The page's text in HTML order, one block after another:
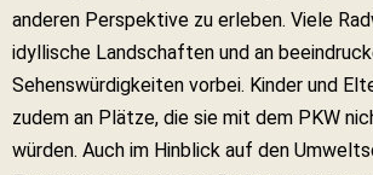
anderen Perspektive zu erleben. Viele
idyllische Landschaften und an
Sehenswürdigkeiten vorbei. Kinder und
zudem an Plätze, die sie mit dem PKW
würden. Auch im Hinblick auf den